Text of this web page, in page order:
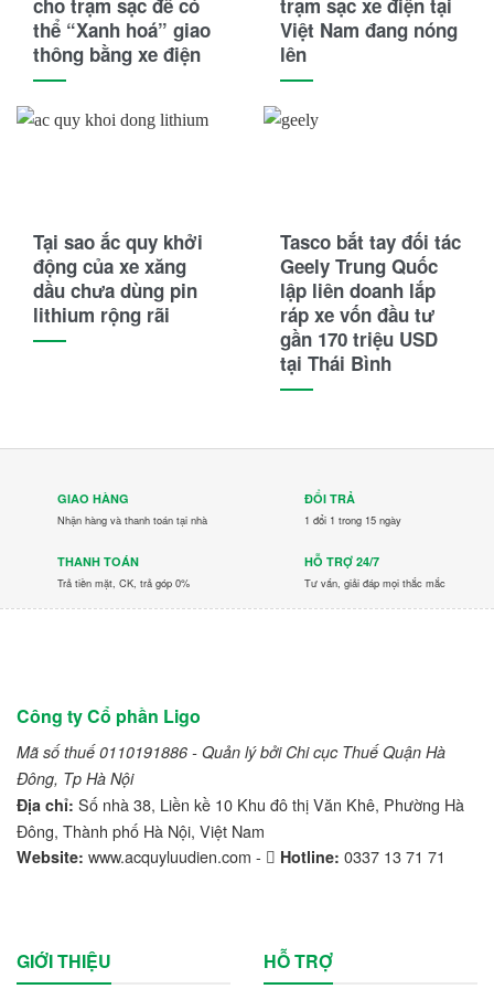
Honda
Hyster
Hyundai
JVCEco
Kings Tire
LVTong
Maxxis
Michelin
Nichiyu
Ninja
Nissan
Noblelift
Readygo
cho trạm sạc để có
thể “Xanh hoá” giao
thông bằng xe điện
trạm sạc xe điện tại
Việt Nam đang nóng
lên
Tại sao ắc quy khởi
động của xe xăng
dầu chưa dùng pin
lithium rộng rãi
Tasco bắt tay đối tác
Geely Trung Quốc
lập liên doanh lắp
ráp xe vốn đầu tư
gần 170 triệu USD
tại Thái Bình
GIAO HÀNG
Nhận hàng và thanh toán tại nhà
ĐỔI TRẢ
1 đổi 1 trong 15 ngày
THANH TOÁN
Trả tiền mặt, CK, trả góp 0%
HỖ TRỢ 24/7
Tư vấn, giải đáp mọi thắc mắc
Công ty Cổ phần Ligo
Mã số thuế 0110191886 - Quản lý bởi Chi cục Thuế Quận Hà
Đông, Tp Hà Nội
Địa chỉ: Số nhà 38, Liền kề 10 Khu đô thị Văn Khê, Phường Hà
Đông, Thành phố Hà Nội, Việt Nam
Website: www.acquyluudien.com - Hotline: 0337 13 71 71
GIỚI THIỆU HỖ TRỢ